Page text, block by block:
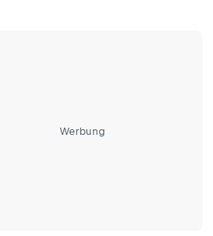
Werbung